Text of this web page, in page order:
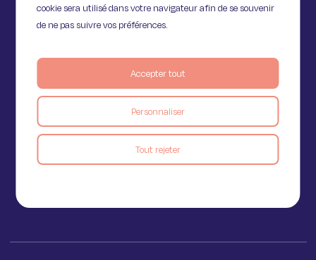
cookie sera utilisé dans votre navigateur afin de se souvenir
de ne pas suivre vos préférences.
Personnaliser
Tout rejeter
Accepter tout
75009 Paris